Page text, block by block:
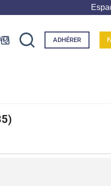
ADHÉRER